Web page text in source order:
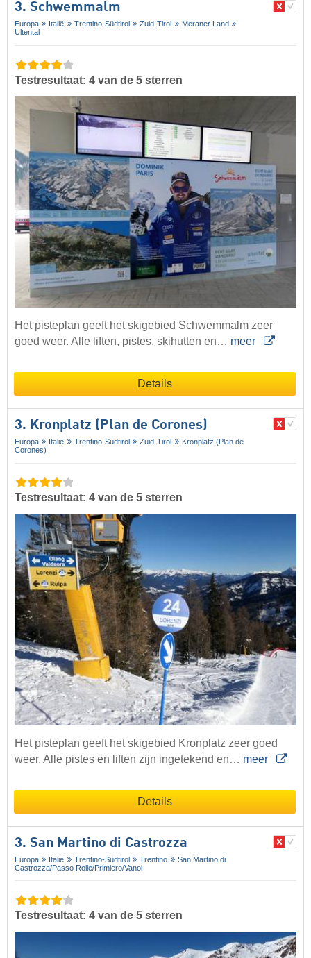
3. Schwemmalm
Europa Italië Trentino-Südtirol Zuid-Tirol
Meraner Land
Ultental
Testresultaat: 4 van de 5 sterren
Het pisteplan geeft het skigebied Schwemmalm zeer
goed weer. Alle liften, pistes, skihutten en… meer
Details
3. Kronplatz (Plan de Corones)
Europa Italië Trentino-Südtirol Zuid-Tirol
Kronplatz (Plan de
Corones)
Testresultaat: 4 van de 5 sterren
Het pisteplan geeft het skigebied Kronplatz zeer goed
weer. Alle pistes en liften zijn ingetekend en… meer
Details
3. San Martino di Castrozza
Europa Italië Trentino-Südtirol Trentino
San Martino di
Castrozza/​Passo Rolle/​Primiero/​Vanoi
Testresultaat: 4 van de 5 sterren